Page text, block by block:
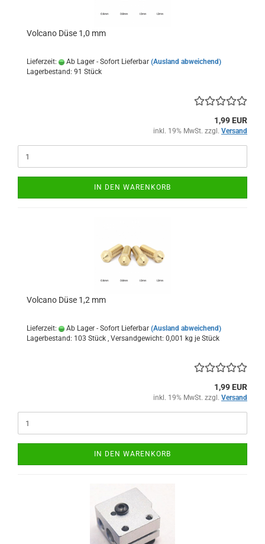
Volcano Düse 1,0 mm
Lieferzeit: Ab Lager - Sofort Lieferbar (Ausland abweichend)
Lagerbestand: 91 Stück
1,99 EUR
inkl. 19% MwSt. zzgl. Versand
IN DEN WARENKORB
Volcano Düse 1,2 mm
Lieferzeit: Ab Lager - Sofort Lieferbar (Ausland abweichend)
Lagerbestand: 103 Stück , Versandgewicht: 0,001 kg je Stück
1,99 EUR
inkl. 19% MwSt. zzgl. Versand
IN DEN WARENKORB